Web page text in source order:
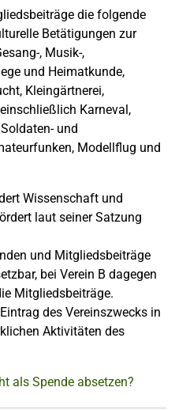
die folgende
Betätigungen zur
, Musik-,
und Heimatkunde,
Kleingärtnerei,
Karneval,
und
Modellflug und
Wissenschaft und
laut seiner Satzung
und Mitgliedsbeiträge
bei Verein B dagegen
Mitgliedsbeiträge.
des Vereinszwecks in
Aktivitäten des
als Spende absetzen?